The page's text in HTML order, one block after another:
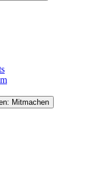
Mitmachen